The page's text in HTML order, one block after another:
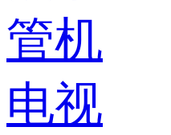
管机
电视